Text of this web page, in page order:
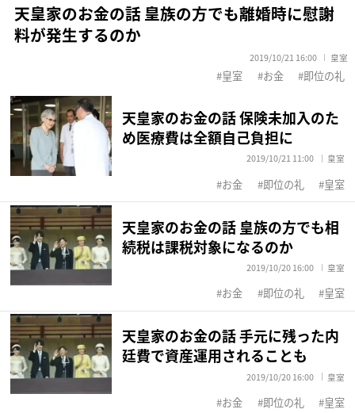
天皇家のお金の話 皇族の方でも離婚時に慰謝
料が発生するのか
2019/10/21 16:00 皇室
皇室 お金 即位の礼
天皇家のお金の話 保険未加入のた
め医療費は全額自己負担に
2019/10/21 11:00 皇室
お金 即位の礼 皇室
天皇家のお金の話 皇族の方でも相
続税は課税対象になるのか
2019/10/20 16:00 皇室
お金 即位の礼 皇室
天皇家のお金の話 手元に残った内
廷費で資産運用されることも
2019/10/20 16:00 皇室
お金 即位の礼 皇室